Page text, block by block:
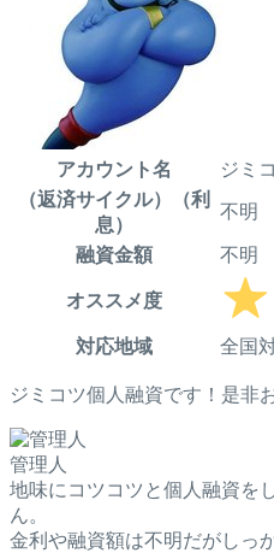
アカウント名
ジミ
（返済サイクル）（利
息）
不明
融資金額 不明
オススメ度
対応地域 全国
ジミコツ個人融資です！是非
管理人
地味にコツコツと個人融資を
ん。
金利や融資額は不明だがしっ